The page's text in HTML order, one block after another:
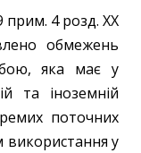
4 розд. ХХ
обмежень
яка має у
та іноземній
поточних
використання у